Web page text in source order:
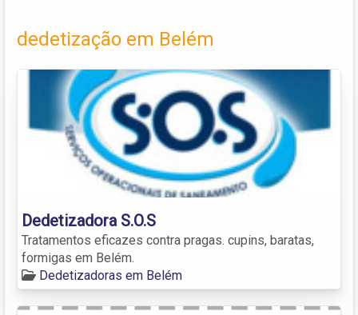
dedetização em Belém
Dedetizadora S.O.S
Tratamentos eficazes contra pragas. cupins, baratas,
formigas em Belém.
Dedetizadoras em Belém